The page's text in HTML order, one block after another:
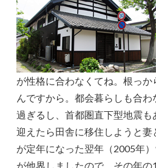
が性格に合わなくてね。根っ
んですから。都会暮らしも合
過ぎるし、首都圏直下型地震
迎えたら田舎に移住しようと
が定年になった翌年（2005年
が他界しましたので、その年